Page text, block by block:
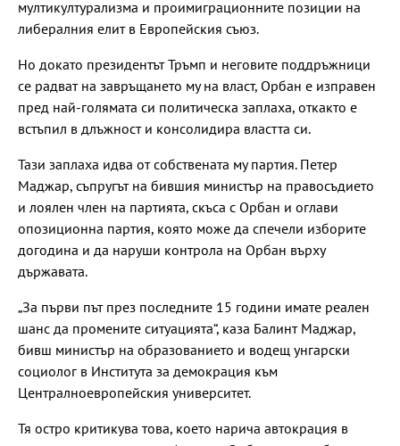
мултикултурализма и проимиграционните позиции на
либералния елит в Европейския съюз.
Но докато президентът Тръмп и неговите поддръжници
се радват на завръщането му на власт, Орбан е изправен
пред най-голямата си политическа заплаха, откакто е
встъпил в длъжност и консолидира властта си.
Тази заплаха идва от собствената му партия. Петер
Маджар, съпругът на бившия министър на правосъдието
и лоялен член на партията, скъса с Орбан и оглави
опозиционна партия, която може да спечели изборите
догодина и да наруши контрола на Орбан върху
държавата.
„За първи път през последните 15 години имате реален
шанс да промените ситуацията“, каза Балинт Маджар,
бивш министър на образованието и водещ унгарски
социолог в Института за демокрация към
Централноевропейския университет.
Тя остро критикува това, което нарича автокрация в